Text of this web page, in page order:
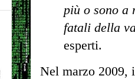
più o sono
fatali della
esperti.
Nel marzo 2009,